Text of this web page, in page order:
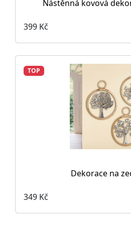
Nástěnná kovová
399 Kč
TOP
Dekorace na
349 Kč